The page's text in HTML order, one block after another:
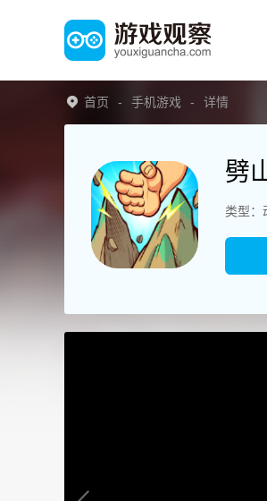
首页 手机游戏 详情
劈
类型：